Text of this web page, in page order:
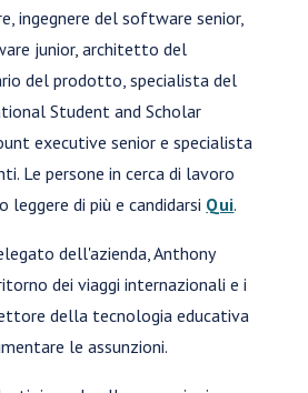
ingegnere del software senior,
junior, architetto del
del prodotto, specialista del
Student and Scholar
executive senior e specialista
Le persone in cerca di lavoro
leggere di più e candidarsi Qui.
dell'azienda, Anthony
dei viaggi internazionali e i
della tecnologia educativa
le assunzioni.